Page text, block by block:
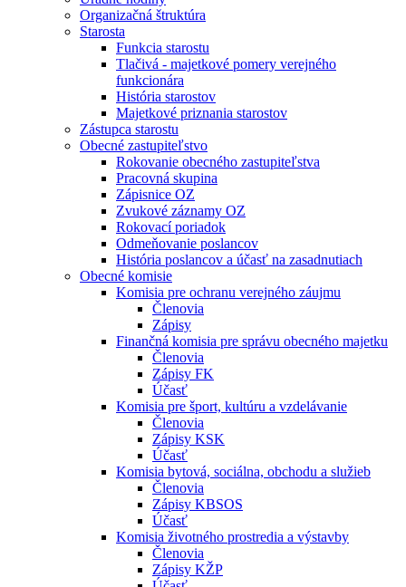
Organizačná štruktúra
Starosta
Funkcia starostu
Tlačivá - majetkové pomery verejného
funkcionára
História starostov
Majetkové priznania starostov
Zástupca starostu
Obecné zastupiteľstvo
Rokovanie obecného zastupiteľstva
Pracovná skupina
Zápisnice OZ
Zvukové záznamy OZ
Rokovací poriadok
Odmeňovanie poslancov
História poslancov a účasť na zasadnutiach
Obecné komisie
Komisia pre ochranu verejného záujmu
Členovia
Zápisy
Finančná komisia pre správu obecného majetku
Členovia
Zápisy FK
Účasť
Komisia pre šport, kultúru a vzdelávanie
Členovia
Zápisy KSK
Účasť
Komisia bytová, sociálna, obchodu a služieb
Členovia
Zápisy KBSOS
Účasť
Komisia životného prostredia a výstavby
Členovia
Zápisy KŽP